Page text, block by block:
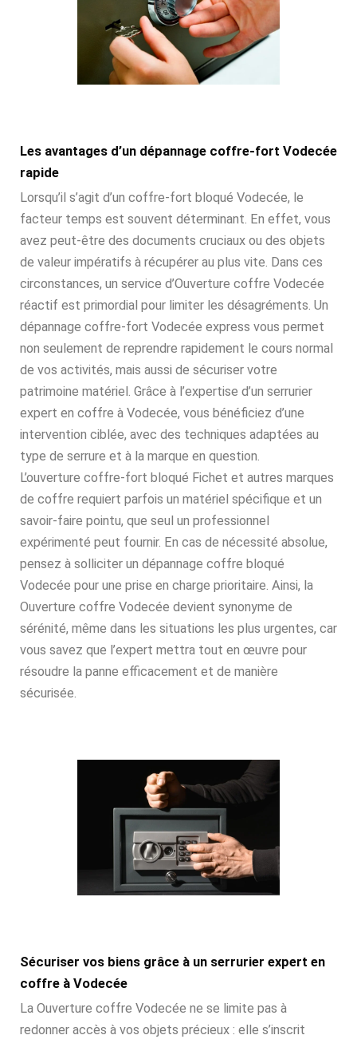
Les avantages d’un dépannage coffre-fort Vodecée
rapide
Lorsqu’il s’agit d’un coffre-fort bloqué Vodecée, le
facteur temps est souvent déterminant. En effet, vous
avez peut-être des documents cruciaux ou des objets
de valeur impératifs à récupérer au plus vite. Dans ces
circonstances, un service d’Ouverture coffre Vodecée
réactif est primordial pour limiter les désagréments. Un
dépannage coffre-fort Vodecée express vous permet
non seulement de reprendre rapidement le cours normal
de vos activités, mais aussi de sécuriser votre
patrimoine matériel. Grâce à l’expertise d’un serrurier
expert en coffre à Vodecée, vous bénéficiez d’une
intervention ciblée, avec des techniques adaptées au
type de serrure et à la marque en question.
L’ouverture coffre-fort bloqué Fichet et autres marques
de coffre requiert parfois un matériel spécifique et un
savoir-faire pointu, que seul un professionnel
expérimenté peut fournir. En cas de nécessité absolue,
pensez à solliciter un dépannage coffre bloqué
Vodecée pour une prise en charge prioritaire. Ainsi, la
Ouverture coffre Vodecée devient synonyme de
sérénité, même dans les situations les plus urgentes, car
vous savez que l’expert mettra tout en œuvre pour
résoudre la panne efficacement et de manière
sécurisée.
Sécuriser vos biens grâce à un serrurier expert en
coffre à Vodecée
La Ouverture coffre Vodecée ne se limite pas à
redonner accès à vos objets précieux : elle s’inscrit